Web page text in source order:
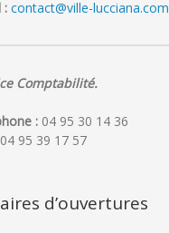
: contact@ville-lucciana.com
Comptabilité.
: 04 95 30 14 36
04 95 39 17 57
d’ouvertures